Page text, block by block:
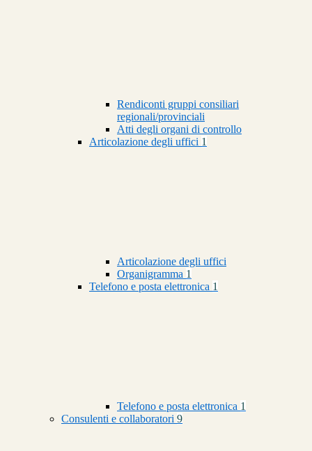
Rendiconti gruppi consiliari
regionali/provinciali
Atti degli organi di controllo
Articolazione degli uffici 1
Articolazione degli uffici
Organigramma 1
Telefono e posta elettronica 1
Telefono e posta elettronica 1
Consulenti e collaboratori 9